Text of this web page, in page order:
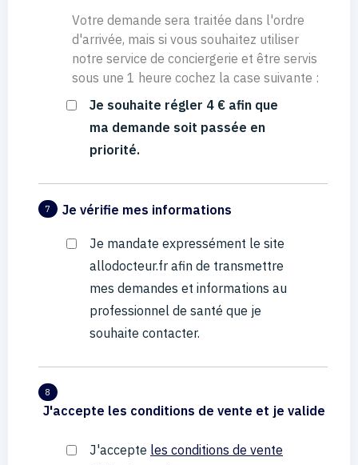
Votre demande sera traitée dans l'ordre
d'arrivée, mais si vous souhaitez utiliser
notre service de conciergerie et être servis
sous une 1 heure cochez la case suivante :
Je souhaite régler 4 € afin que
ma demande soit passée en
priorité.
7 Je vérifie mes informations
Je mandate expressément le site
allodocteur.fr afin de transmettre
mes demandes et informations au
professionnel de santé que je
souhaite contacter.
8
J'accepte les conditions de vente et je valide
J'accepte les conditions de vente